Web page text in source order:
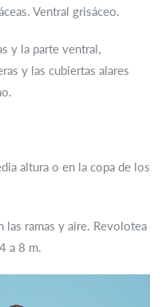
Ventral grisáceo.
y la parte ventral,
y las cubiertas alares
altura o en la copa de los
las ramas y aire. Revolotea
a 8 m.